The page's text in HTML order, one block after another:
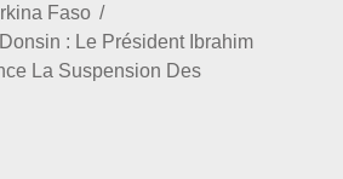
Faso
: Le Président Ibrahim
La Suspension Des